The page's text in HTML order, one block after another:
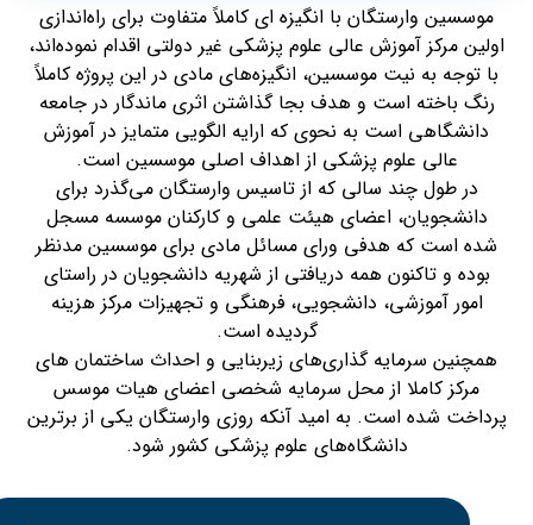
موسسین وارستگان با انگیزه ای کاملاً متفاوت برای راه‌اندازی
اولین مرکز آموزش عالی علوم پزشکی غیر دولتی اقدام نموده‌اند،
با توجه به نیت موسسین، انگیزه‌های مادی در این پروژه کاملاً
رنگ باخته است و هدف بجا گذاشتن اثری ماندگار در جامعه
دانشگاهی است به نحوی که ارایه الگویی متمایز در آموزش
عالی علوم پزشکی از اهداف اصلی موسسین است.
در طول چند سالی که از تاسیس وارستگان می‌گذرد برای
دانشجویان، اعضای هیئت علمی و کارکنان موسسه مسجل
شده است که هدفی ورای مسائل مادی برای موسسین مدنظر
بوده و تاکنون همه دریافتی از شهریه دانشجویان در راستای
امور آموزشی، دانشجویی، فرهنگی و تجهیزات مرکز هزینه
گردیده است.
همچنین سرمایه گذاری‌های زیربنایی و احداث ساختمان های
مرکز کاملا از محل سرمایه شخصی اعضای هیات موسس
پرداخت شده است. به امید آنکه روزی وارستگان یکی از برترین
دانشگاه‌های علوم پزشکی کشور شود.